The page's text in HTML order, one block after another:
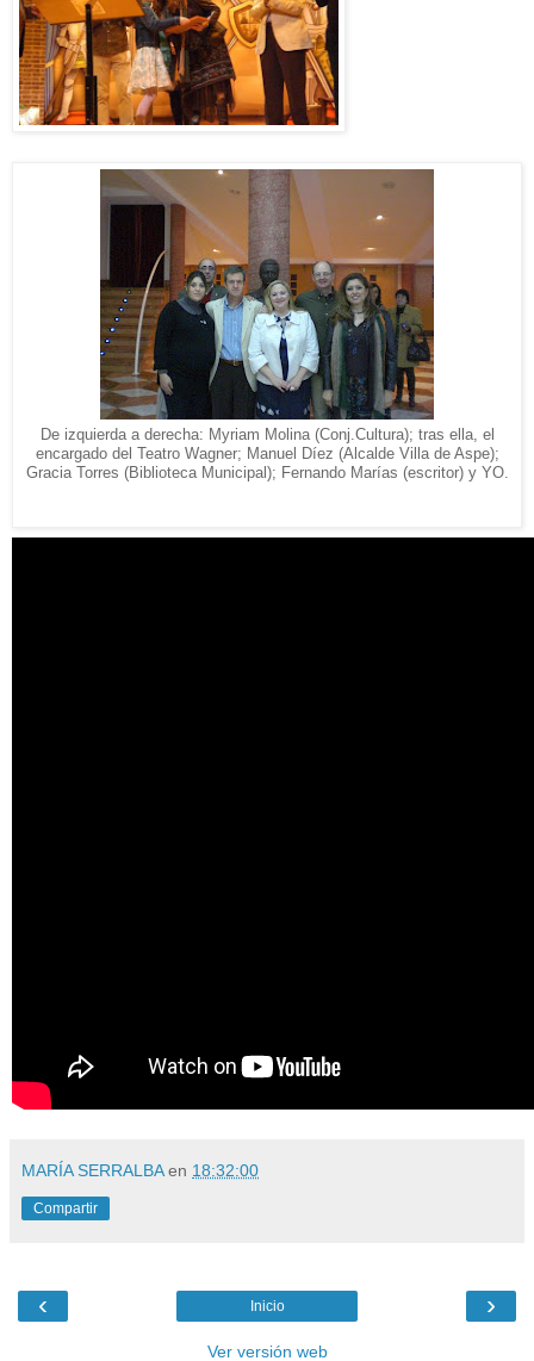
De izquierda a derecha: Myriam Molina (Conj.Cultura); tras ella, el
encargado del Teatro Wagner; Manuel Díez (Alcalde Villa de Aspe);
Gracia Torres (Biblioteca Municipal); Fernando Marías (escritor) y YO.
MARÍA SERRALBA en 18:32:00
Compartir
‹ ›
Inicio
Ver versión web